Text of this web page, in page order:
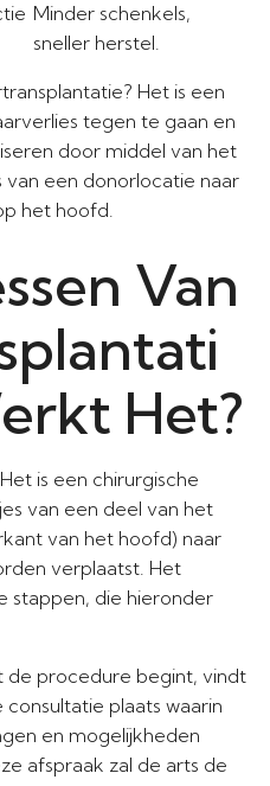
Minder schenkels,
sneller herstel.
Het is een
tegen te gaan en
door middel van het
van een donorlocatie naar
het hoofd.
Van
Het?
is een chirurgische
van een deel van het
van het hoofd) naar
verplaatst. Het
stappen, die hieronder
de procedure begint, vindt
plaats waarin
en mogelijkheden
afspraak zal de arts de